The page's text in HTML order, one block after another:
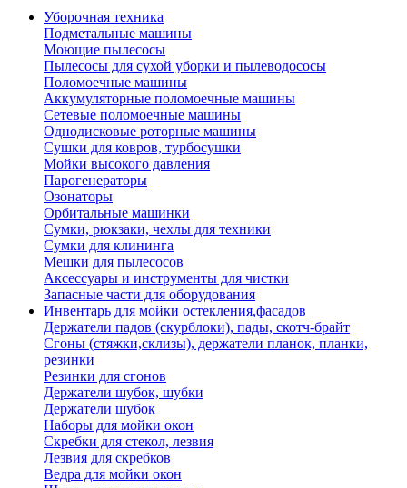
Уборочная техника
Подметальные машины
Моющие пылесосы
Пылесосы для сухой уборки и пылеводососы
Поломоечные машины
Аккумуляторные поломоечные машины
Сетевые поломоечные машины
Однодисковые роторные машины
Сушки для ковров, турбосушки
Мойки высокого давления
Парогенераторы
Озонаторы
Орбитальные машинки
Сумки, рюкзаки, чехлы для техники
Сумки для клининга
Мешки для пылесосов
Аксессуары и инструменты для чистки
Запасные части для оборудования
Инвентарь для мойки остекления,фасадов
Держатели падов (скурблоки), пады, скотч-брайт
Сгоны (стяжки,склизы), держатели планок, планки,
резинки
Резинки для сгонов
Держатели шубок, шубки
Держатели шубок
Наборы для мойки окон
Скребки для стекол, лезвия
Лезвия для скребков
Ведра для мойки окон